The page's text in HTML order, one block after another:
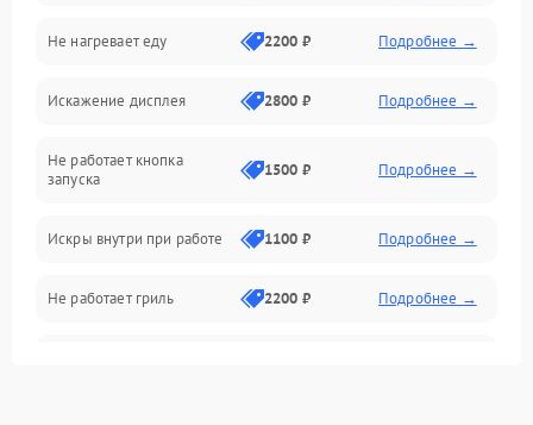
Механические повреждения
Питание и запуск
Нагрев и приготовление
Программное обеспечение
Не нагревает еду 2200 ₽ Подробнее →
Искажение дисплея 2800 ₽ Подробнее →
Не работает кнопка
запуска
1500 ₽ Подробнее →
Искры внутри при работе 1100 ₽ Подробнее →
Не работает гриль 2200 ₽ Подробнее →